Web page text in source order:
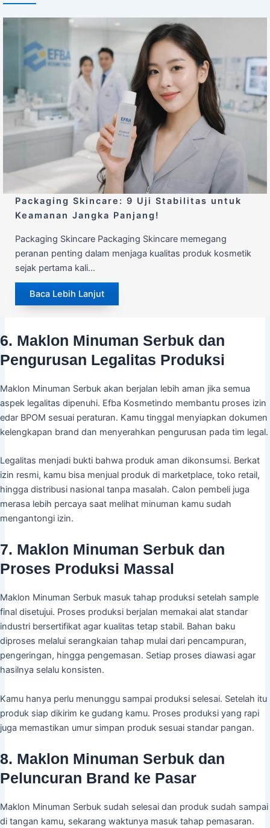
Packaging Skincare: 9 Uji Stabilitas untuk
Keamanan Jangka Panjang!
Packaging Skincare Packaging Skincare memegang
peranan penting dalam menjaga kualitas produk kosmetik
sejak pertama kali…
Baca Lebih Lanjut
6. Maklon Minuman Serbuk dan
Pengurusan Legalitas Produksi
Maklon Minuman Serbuk akan berjalan lebih aman jika semua
aspek legalitas dipenuhi. Efba Kosmetindo membantu proses izin
edar BPOM sesuai peraturan. Kamu tinggal menyiapkan dokumen
kelengkapan brand dan menyerahkan pengurusan pada tim legal.
Legalitas menjadi bukti bahwa produk aman dikonsumsi. Berkat
izin resmi, kamu bisa menjual produk di marketplace, toko retail,
hingga distribusi nasional tanpa masalah. Calon pembeli juga
merasa lebih percaya saat melihat minuman kamu sudah
mengantongi izin.
7. Maklon Minuman Serbuk dan
Proses Produksi Massal
Maklon Minuman Serbuk masuk tahap produksi setelah sample
final disetujui. Proses produksi berjalan memakai alat standar
industri bersertifikat agar kualitas tetap stabil. Bahan baku
diproses melalui serangkaian tahap mulai dari pencampuran,
pengeringan, hingga pengemasan. Setiap proses diawasi agar
hasilnya selalu konsisten.
Kamu hanya perlu menunggu sampai produksi selesai. Setelah itu
produk siap dikirim ke gudang kamu. Proses produksi yang rapi
juga memastikan umur simpan produk sesuai standar pangan.
8. Maklon Minuman Serbuk dan
Peluncuran Brand ke Pasar
Maklon Minuman Serbuk sudah selesai dan produk sudah sampai
di tangan kamu, sekarang waktunya masuk tahap pemasaran.